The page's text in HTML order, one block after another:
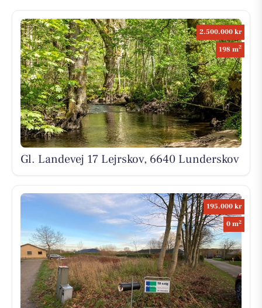
2.500.000 kr
198 m2
Gl. Landevej 17 Lejrskov, 6640 Lunderskov
195.000 kr
0 m2